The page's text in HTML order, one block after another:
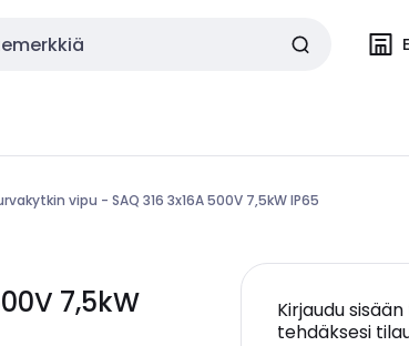
vipu - SAQ 316 3x16A 500V 7,5kW IP65
7,5kW
Kirjaudu
tehdäksesi